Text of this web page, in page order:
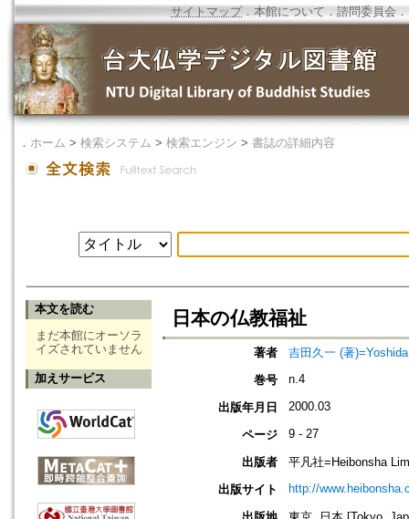
サイトマップ．本館について ． 諮問委員会 ．
． ホーム > 検索システム > 検索エンジン > 書誌の詳細内容
本文を読む
まだ本館にオーソラ
イズされていません
加えサービス
日本の仏教福祉
著者
吉田久一 (著
巻号
n.4
出版年月日 2000.03
ページ 9 - 27
出版者
平凡社=Heibonsha
出版サイト
http://